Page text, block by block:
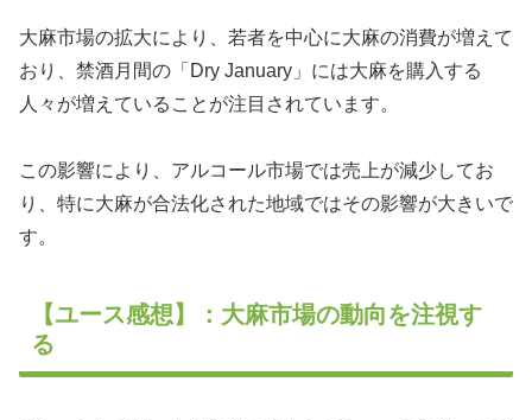
大麻市場の拡大により、若者を中心に大麻の消費が増えて
おり、禁酒月間の「Dry January」には大麻を購入する
人々が増えていることが注目されています。
この影響により、アルコール市場では売上が減少してお
り、特に大麻が合法化された地域ではその影響が大きいで
す。
【ユース感想】：大麻市場の動向を注視す
る